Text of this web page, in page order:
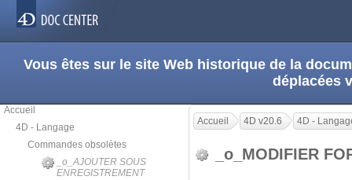
Vous êtes sur le site Web historique de la
déplacées
Accueil
4D - Langage
Commandes obsolètes
_o_AJOUTER SOUS
ENREGISTREMENT
Accueil 4D v20.6 4D -
_o_MODIFIER